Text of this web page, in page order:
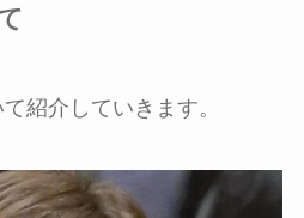
紹介していきます。